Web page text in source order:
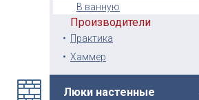
В ванную
Производители
Практика
Хаммер
Люки настенные